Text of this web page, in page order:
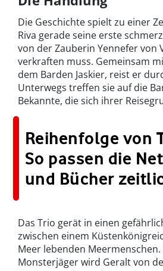
Die Geschichte spielt zu einer
Riva gerade seine erste
von der Zauberin Yennefer von
verkraften muss. Gemeinsam
dem Barden Jaskier, reist er
Unterwegs treffen sie auf die
Bekannte, die sich ihrer
Reihenfolge von
So passen die
und Bücher
Das Trio gerät in einen
zwischen einem
Meer lebenden
Monsterjäger wird Geralt von